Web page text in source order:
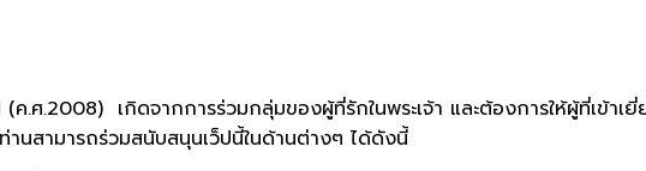
.2008) เกิดจากการร่วมกลุ่มของผู้ที่รักในพระเจ้า และต้องการให้ผู้ที่เข้าเยี่
นสามารถร่วมสนับสนุนเว็ปนี้ในด้านต่างๆ ได้ดังนี้